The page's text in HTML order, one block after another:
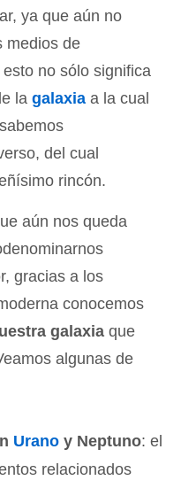
ya que aún no
medios de
no sólo significa
la galaxia a la cual
del cual
rincón.
aún nos queda
gracias a los
conocemos
galaxia que
algunas de
Urano y Neptuno: el
relacionados